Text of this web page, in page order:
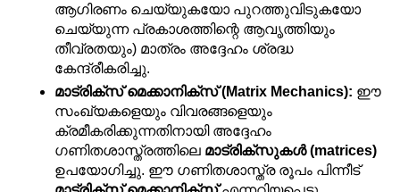
ആഗിരണം ചെയ്യുകയോ പുറത്തുവിടുകയോ
ചെയ്യുന്ന പ്രകാശത്തിന്റെ ആവൃത്തിയും
തീവ്രതയും) മാത്രം അദ്ദേഹം ശ്രദ്ധ
കേന്ദ്രീകരിച്ചു.
മാട്രിക്സ് മെക്കാനിക്സ് (Matrix Mechanics): ഈ
സംഖ്യകളെയും വിവരങ്ങളെയും
ക്രമീകരിക്കുന്നതിനായി അദ്ദേഹം
ഗണിതശാസ്ത്രത്തിലെ മാട്രിക്സുകൾ (matrices)
ഉപയോഗിച്ചു. ഈ ഗണിതശാസ്ത്ര രൂപം പിന്നീട്